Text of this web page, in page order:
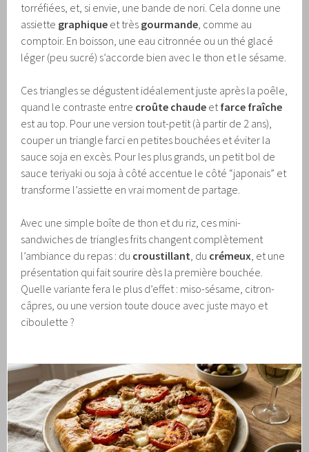
torréfiées, et, si envie, une bande de nori. Cela donne une
assiette graphique et très gourmande, comme au
comptoir. En boisson, une eau citronnée ou un thé glacé
léger (peu sucré) s’accorde bien avec le thon et le sésame.
Ces triangles se dégustent idéalement juste après la poêle,
quand le contraste entre croûte chaude etfarce fraîche
est au top. Pour une version tout-petit (à partir de 2 ans),
couper un triangle farci en petites bouchées et éviter la
sauce soja en excès. Pour les plus grands, un petit bol de
sauce teriyaki ou soja à côté accentue le côté “japonais” et
transforme l’assiette en vrai moment de partage.
Avec une simple boîte de thon et du riz, ces mini-
sandwiches de triangles frits changent complètement
l’ambiance du repas : du croustillant, du crémeux, et une
présentation qui fait sourire dès la première bouchée.
Quelle variante fera le plus d’effet : miso-sésame, citron-
câpres, ou une version toute douce avec juste mayo et
ciboulette ?